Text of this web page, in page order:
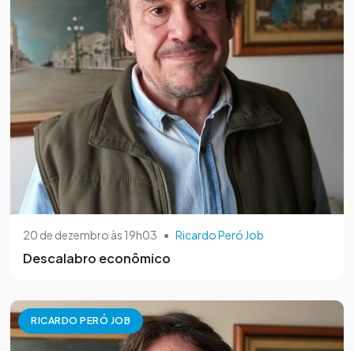
20 de dezembro às 19h03 • Ricardo Peró Job
Descalabro econômico
RICARDO PERÓ JOB